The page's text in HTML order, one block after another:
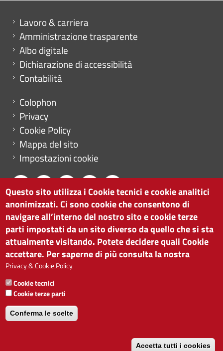
Mini menu di servizio
Lavoro & carriera
Amministrazione trasparente
Albo digitale
Dichiarazione di accessibilità
Contabilità
Menu footer
Colophon
Privacy
Cookie Policy
Mappa del sito
Impostazioni cookie
CAMERA DI COMMERCIO DI BOLZANO
via Alto Adige 60 | I-39100 Bolzano
tel. 0471 945 511 |info@camcom.bz.it
Partita IVA: 00376420212
ISTITUTO PER LA PROMOZIONE DELLO
SVILUPPO ECONOMICO
Partita IVA: 01716880214
Questo sito utilizza i Cookie tecnici e cookie analitici
anonimizzati. Ci sono cookie che consentono di
navigare all’interno del nostro sito e cookie terze
parti impostati da un sito diverso da quello che si sta
attualmente visitando. Potete decidere quali Cookie
accettare. Per saperne di più consulta la nostra
Privacy & Cookie Policy
Cookie tecnici
Cookie terze parti
Conferma le scelte
Accetta tutti i cookies